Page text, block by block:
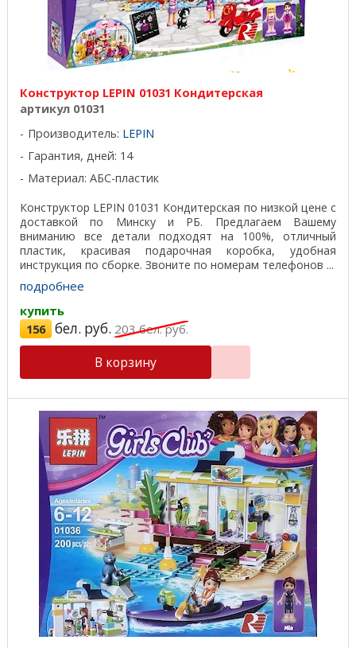
Конструктор LEPIN 01031 Кондитерская
артикул 01031
Производитель: LEPIN
Гарантия, дней: 14
Материал: АБС-пластик
Конструктор LEPIN 01031 Кондитерская по низкой цене с
доставкой по Минску и РБ. Предлагаем Вашему
вниманию все детали подходят на 100%, отличный
пластик, красивая подарочная коробка, удобная
инструкция по сборке. Звоните по номерам телефонов ...
подробнее
купить
156 бел. руб. 203бел. руб.
В корзину